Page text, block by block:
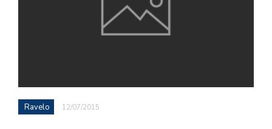
Ravelo 12/07/2015